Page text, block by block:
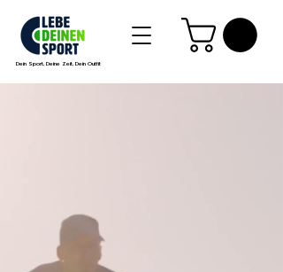
Dein Sport, Deine Zeit, Dein Outfit